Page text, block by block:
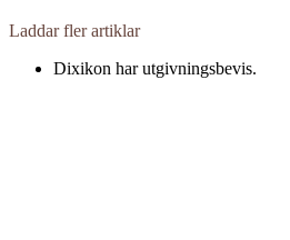
Laddar fler artiklar
Dixikon har utgivningsbevis.